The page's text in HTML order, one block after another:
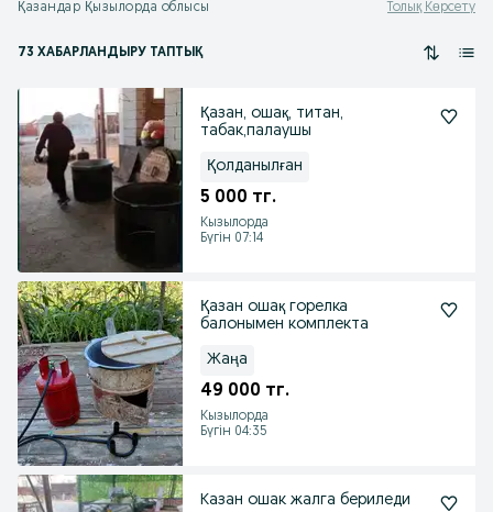
Қазандар Қызылорда облысы Толық Көрсету
73 ХАБАРЛАНДЫРУ ТАПТЫҚ
Қазан, ошақ, титан,
табак,палаушы
Қолданылған
5 000 тг.
Кызылорда
Бүгін 07:14
Қазан ошақ горелка
балонымен комплекта
Жаңа
49 000 тг.
Кызылорда
Бүгін 04:35
Казан ошак жалга бериледи